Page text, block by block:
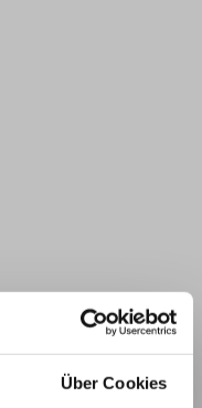
Über Cookies